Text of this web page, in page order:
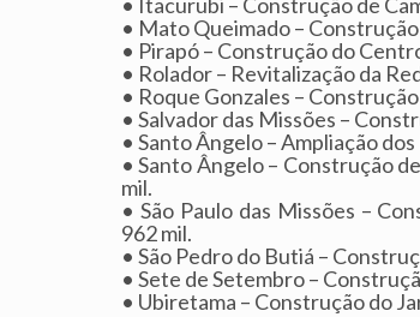
• Mato Queimado –
• Pirapó – Construção do
• Rolador – Revitalização da
• Roque Gonzales –
• Salvador das Missões –
• Santo Ângelo – Ampliação
• Santo Ângelo – Construção
mil.
• São Paulo das Missões –
962 mil.
• São Pedro do Butiá –
• Sete de Setembro –
• Ubiretama – Construção do